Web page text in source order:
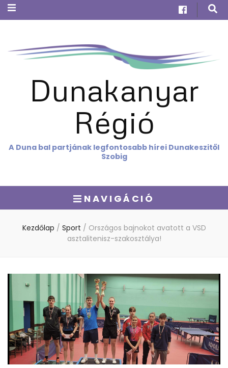
Dunakanyar
Régió
A Duna bal partjának legfontosabb hírei Dunakeszitől
Szobig
NAVIGÁCIÓ
Kezdőlap / Sport / Országos bajnokot avatott a VSD
asztalitenisz-szakosztálya!